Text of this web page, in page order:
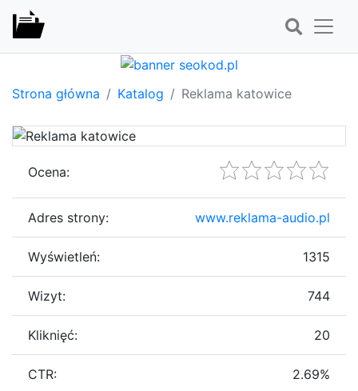
Strona główna Katalog Reklama katowice
Ocena:
Adres strony: www.reklama-audio.pl
Wyświetleń: 1315
Wizyt: 744
Kliknięć: 20
CTR: 2.69%